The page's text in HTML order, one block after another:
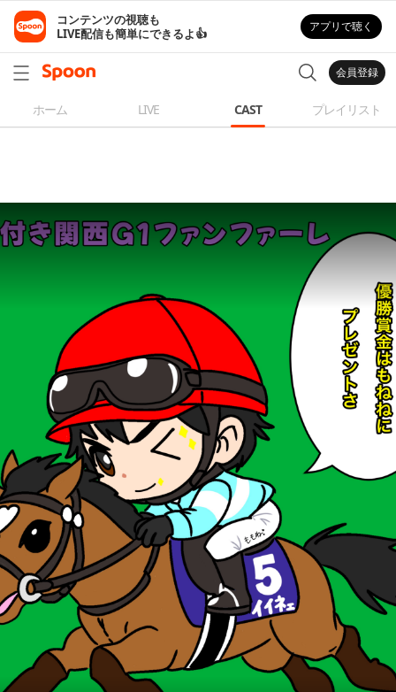
コンテンツの視聴も
LIVE配信も簡単にできるよ👍
アプリで聴く
会員登録
ホーム LIVE CAST プレイリスト